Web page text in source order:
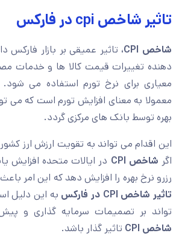
تاثیر شاخص cpi در فارکس
شاخص CPI،
تاثیر عمیقی بر بازار
دهنده تغییرات قیمت کالا ها و خدمات
معیاری برای نرخ تورم استفاده می شود.
معمولا به معنای افزایش تورم است که می
بهره توسط بانک های مرکزی گردد.
این اقدام می تواند به تقویت ارزش ارز
اگر شاخص CPI
در ایالات متحده افزایش
رزرو نرخ بهره را افزایش دهد که این امر
تاثیر شاخص CPI در فارکس
به این دلیل
تواند بر تصمیمات سرمایه گذاری و
شاخص CPI
تاثیر گذار باشد.